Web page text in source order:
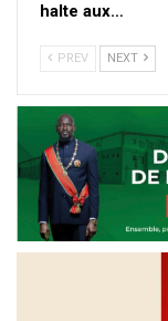
halte aux…
PREV NEXT